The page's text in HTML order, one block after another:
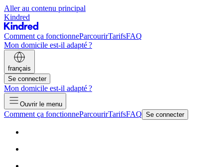
Aller au contenu principal
Kindred
Comment ça fonctionneParcourirTarifsFAQ
Mon domicile est-il adapté ?
français
Se connecter
Mon domicile est-il adapté ?
Ouvrir le menu
Comment ça fonctionneParcourirTarifsFAQ Se connecter